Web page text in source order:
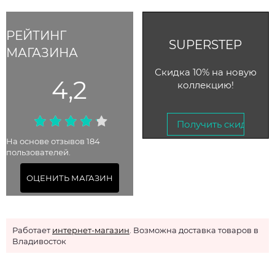
РЕЙТИНГ
МАГАЗИНА
4,2
На основе отзывов 184
пользователей.
ОЦЕНИТЬ МАГАЗИН
SUPERSTEP
Скидка 10% на новую
коллекцию!
Получить скидку →
Работаетинтернет-магазин . Возможна доставка товаров в
Владивосток